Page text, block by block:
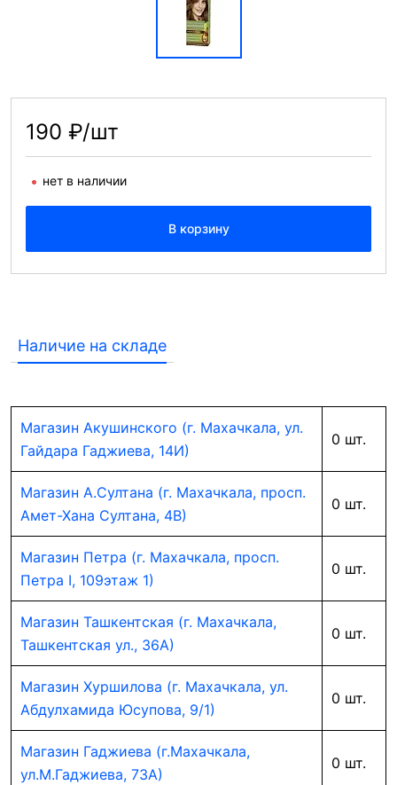
190 ₽/шт
нет в наличии
В корзину
Наличие на складе
Магазин Акушинского (г. Махачкала, ул.
Гайдара Гаджиева, 14И)
0 шт.
Магазин А.Султана (г. Махачкала, просп.
Амет-Хана Султана, 4В)
0 шт.
Магазин Петра (г. Махачкала, просп.
Петра I, 109этаж 1)
0 шт.
Магазин Ташкентская (г. Махачкала,
Ташкентская ул., 36А)
0 шт.
Магазин Хуршилова (г. Махачкала, ул.
Абдулхамида Юсупова, 9/1)
0 шт.
Магазин Гаджиева (г.Махачкала,
ул.М.Гаджиева, 73А)
0 шт.